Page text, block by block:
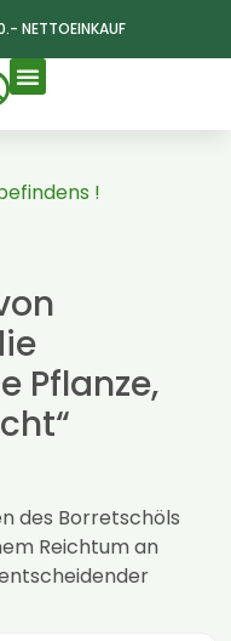
NETTOEINKAUF
!
Pflanze,
des Borretschöls
Reichtum an